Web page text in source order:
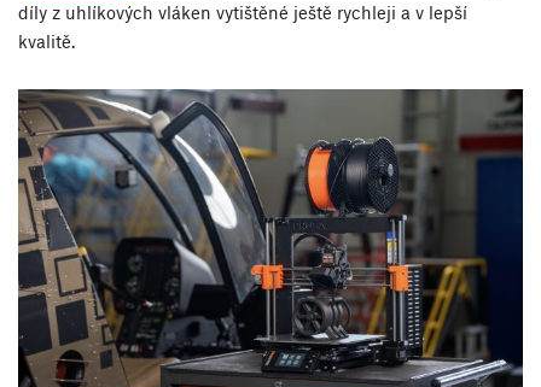
díly z uhlíkových vláken vytištěné ještě rychleji a v lepší
kvalitě.